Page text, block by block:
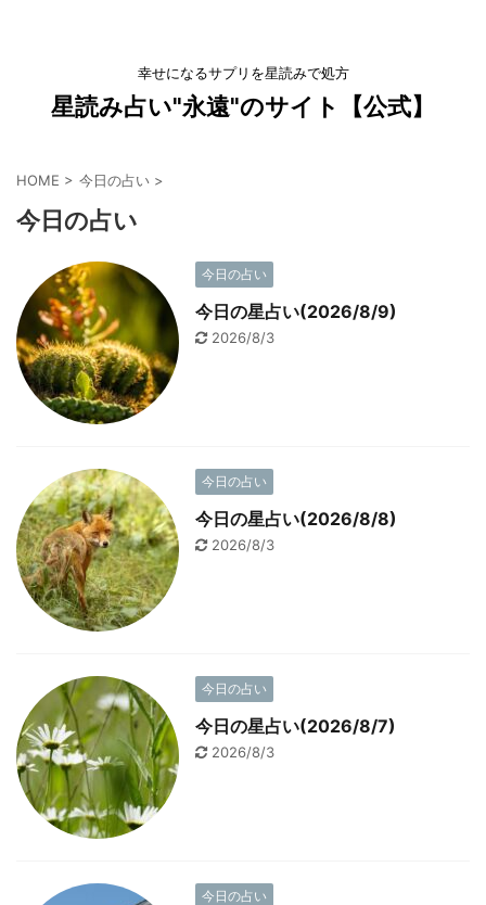
幸せになるサプリを星読みで処方
星読み占い"永遠"のサイト【公式】
HOME > 今日の占い >
今日の占い
今日の占い
今日の星占い(2026/8/9)
2026/8/3
今日の占い
今日の星占い(2026/8/8)
2026/8/3
今日の占い
今日の星占い(2026/8/7)
2026/8/3
今日の占い